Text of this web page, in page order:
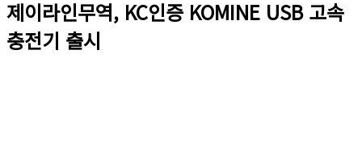
제이라인무역, KC인증 KOMINE USB 고속
충전기 출시